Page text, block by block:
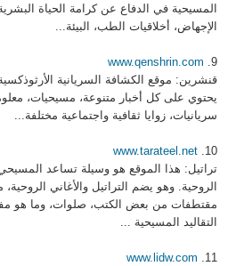
المسيحية في الدفاع عن كرامة الحياة
الإجهاض، أخلاقيات الطب، البيئة...
9.
www.qenshrin.com
قنشرين: موقع الكشافة السريانية
يحتوي على كل أخبار متنوعة، مسيحيات،
سريانيات، زوايا ثقافية واجتماعية مختلفة...
10.
www.tarateel.net
تراتيل: هذا الموقع هو وسيلة تساعد
الروحية. وهو يضم التراتيل والأغاني
مقتطفات من بعض الكتب، صلوات، وما هو
التقاليد المسيحية ...
11.
www.lidw.com